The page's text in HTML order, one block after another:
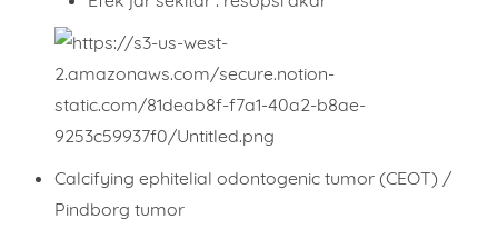
Calcifying ephitelial odontogenic tumor (CEOT) /
Pindborg tumor